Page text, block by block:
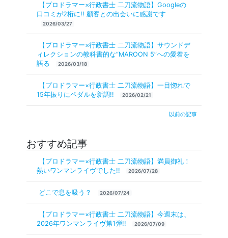
【プロドラマー×行政書士 二刀流物語】Googleの
口コミが2桁に!! 顧客との出会いに感謝です
2026/03/27
【プロドラマー×行政書士 二刀流物語】サウンドデ
ィレクションの教科書的な“MAROON 5”への愛着を
語る
2026/03/18
【プロドラマー×行政書士 二刀流物語】一目惚れで
15年振りにペダルを新調!!
2026/02/21
以前の記事
おすすめ記事
【プロドラマー×行政書士 二刀流物語】満員御礼！
熱いワンマンライヴでした!!
2026/07/28
どこで息を吸う？ 2026/07/24
【プロドラマー×行政書士 二刀流物語】今週末は、
2026年ワンマンライヴ第1弾!!
2026/07/09